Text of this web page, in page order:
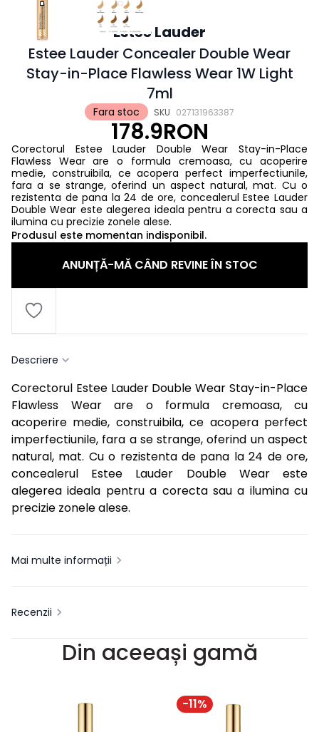
Fara stoc SKU 027131963387
Estee Lauder
Estee Lauder Concealer Double Wear
Stay-in-Place Flawless Wear 1W Light
7ml
178.9RON
Corectorul Estee Lauder Double Wear Stay-in-Place
Flawless Wear are o formula cremoasa, cu acoperire
medie, construibila, ce acopera perfect imperfectiunile,
fara a se strange, oferind un aspect natural, mat. Cu o
rezistenta de pana la 24 de ore, concealerul Estee Lauder
Double Wear este alegerea ideala pentru a corecta sau a
ilumina cu precizie zonele alese.
Produsul este momentan indisponibil.
ANUNȚĂ-MĂ CÂND REVINE ÎN STOC
Descriere
Corectorul Estee Lauder Double Wear Stay-in-Place
Flawless Wear are o formula cremoasa, cu
acoperire medie, construibila, ce acopera perfect
imperfectiunile, fara a se strange, oferind un aspect
natural, mat. Cu o rezistenta de pana la 24 de ore,
concealerul Estee Lauder Double Wear este
alegerea ideala pentru a corecta sau a ilumina cu
precizie zonele alese.
Mai multe informații
Recenzii
Din aceeași gamă
-11%